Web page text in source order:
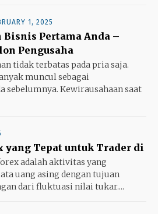
1, 2025
Bisnis Pertama Anda –
Pengusaha
tidak terbatas pada pria saja.
muncul sebagai
sebelumnya. Kewirausahaan saat
yang Tepat untuk Trader di
adalah aktivitas yang
uang asing dengan tujuan
dari fluktuasi nilai tukar....